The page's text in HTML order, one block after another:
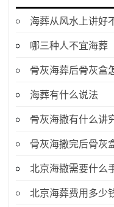
海葬从风水上讲好
哪三种人不宜海葬
骨灰海葬后骨灰盒
海葬有什么说法
骨灰海撒有什么讲
骨灰海撒完后骨灰
北京海撒需要什么
北京海葬费用多少